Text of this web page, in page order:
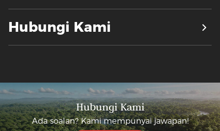
Hubungi Kami
Hubungi Kami
Ada soalan? Kami mempunyai jawapan!